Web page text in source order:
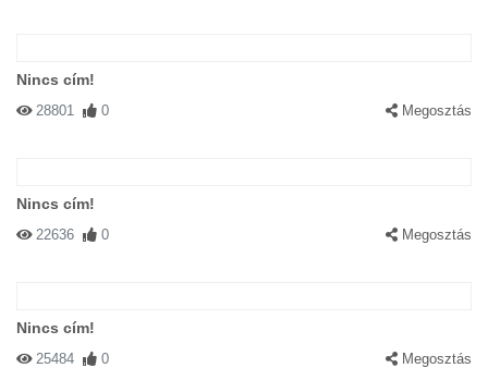
Nincs cím!
28801 0 Megosztás
Nincs cím!
22636 0 Megosztás
Nincs cím!
25484 0 Megosztás